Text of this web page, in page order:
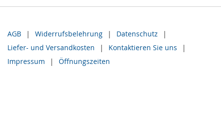
AGB Widerrufsbelehrung
Datenschutz
Liefer- und Versandkosten
Kontaktieren Sie uns
Impressum
Öffnungszeiten